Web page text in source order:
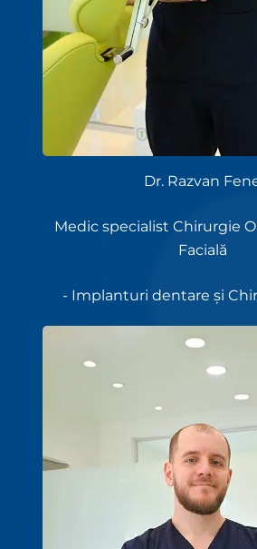
Dr. Razvan
Medic specialist Chirurgie
Facială
- Implanturi dentare și